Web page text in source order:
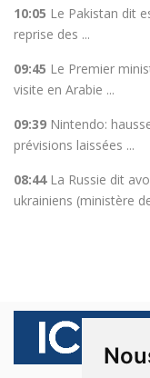
10:05 Le Pakistan dit
reprise des ...
09:45 Le Premier
visite en Arabie ...
09:39 Nintendo:
prévisions laissées ...
08:44 La Russie dit
ukrainiens (ministère